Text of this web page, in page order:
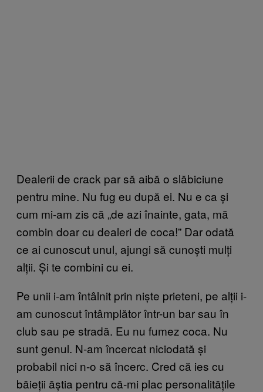
Dealerii de crack par să aibă o slăbiciune
pentru mine. Nu fug eu după ei. Nu e ca și
cum mi-am zis că „de azi înainte, gata, mă
combin doar cu dealeri de coca!” Dar odată
ce ai cunoscut unul, ajungi să cunoști mulți
alții. Și te combini cu ei.
Pe unii i-am întâlnit prin niște prieteni, pe alții i-
am cunoscut întâmplător într-un bar sau în
club sau pe stradă. Eu nu fumez coca. Nu
sunt genul. N-am încercat niciodată și
probabil nici n-o să încerc. Cred că ies cu
băieții ăștia pentru că-mi plac personalitățile